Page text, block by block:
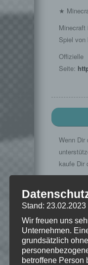
★
Minecraft
Spiel von
Offizielle
Seite:
Wenn Dir
kaufe Dir
© 2009-
of Mojang
Stand: 23.02.2023
Wir freuen uns
Unternehmen.
grundsätzlich
betroffene Person